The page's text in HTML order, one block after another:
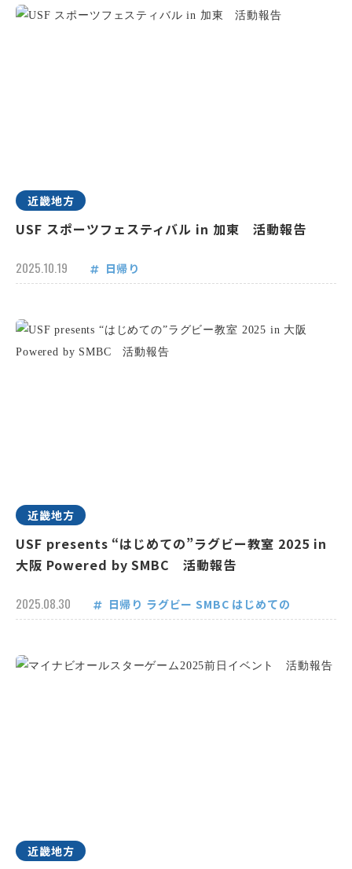
近畿地方
USF スポーツフェスティバル in 加東 活動報告
2025.10.19 日帰り
近畿地方
USF presents “はじめての”ラグビー教室 2025 in
大阪 Powered by SMBC 活動報告
2025.08.30 日帰り ラグビー SMBC はじめての
近畿地方